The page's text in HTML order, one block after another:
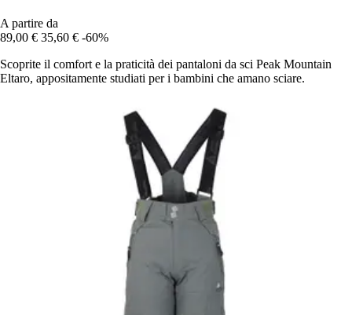
A partire da
89,00 € 35,60 € -60%
Scoprite il comfort e la praticità dei pantaloni da sci Peak Mountain
Eltaro, appositamente studiati per i bambini che amano sciare.